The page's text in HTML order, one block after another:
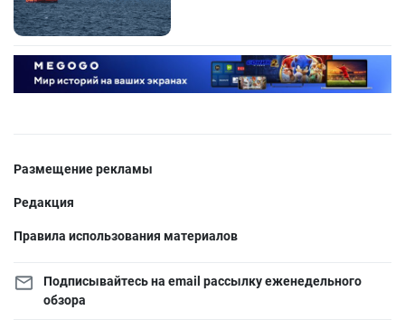
Размещение рекламы
Редакция
Правила использования материалов
Подписывайтесь на email рассылку еженедельного
обзора